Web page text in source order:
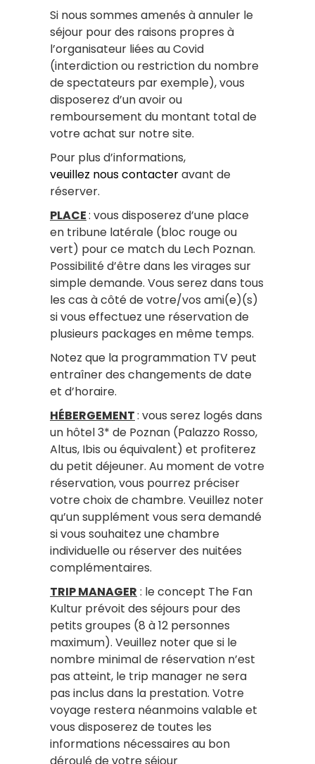
Si nous sommes amenés à annuler le
séjour pour des raisons propres à
l’organisateur liées au Covid
(interdiction ou restriction du nombre
de spectateurs par exemple), vous
disposerez d’un avoir ou
remboursement du montant total de
votre achat sur notre site.
Pour plus d’informations,
veuillez nous contacteravant de
réserver.
PLACE: vous disposerez d’une place
en tribune latérale (bloc rouge ou
vert) pour ce match du Lech Poznan.
Possibilité d’être dans les virages sur
simple demande. Vous serez dans tous
les cas à côté de votre/vos ami(e)(s)
si vous effectuez une réservation de
plusieurs packages en même temps.
Notez que la programmation TV peut
entraîner des changements de date
et d’horaire.
HÉBERGEMENT: vous serez logés dans
un hôtel 3* de Poznan (Palazzo Rosso,
Altus, Ibis ou équivalent) et profiterez
du petit déjeuner. Au moment de votre
réservation, vous pourrez préciser
votre choix de chambre. Veuillez noter
qu’un supplément vous sera demandé
si vous souhaitez une chambre
individuelle ou réserver des nuitées
complémentaires.
TRIP MANAGER : le concept The Fan
Kultur prévoit des séjours pour des
petits groupes (8 à 12 personnes
maximum). Veuillez noter que si le
nombre minimal de réservation n’est
pas atteint, le trip manager ne sera
pas inclus dans la prestation. Votre
voyage restera néanmoins valable et
vous disposerez de toutes les
informations nécessaires au bon
déroulé de votre séjour